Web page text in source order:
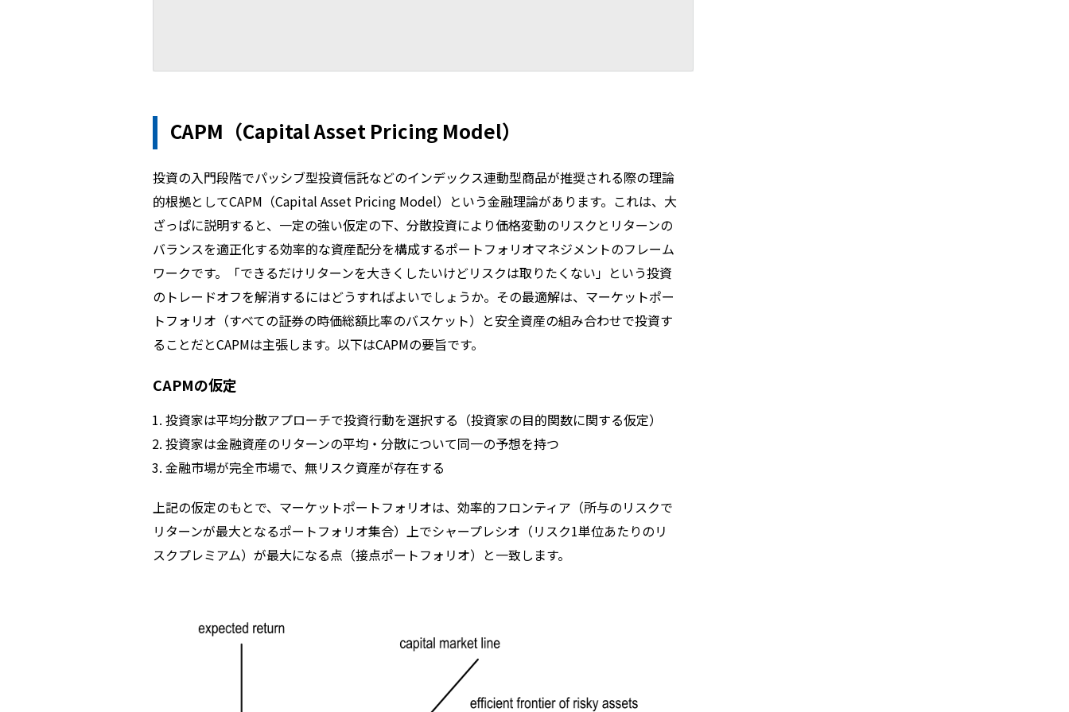
CAPM（Capital Asset Pricing Model）
投資の入門段階でパッシブ型投資信託などのインデックス連動型商品が推奨される際の理論
的根拠としてCAPM（Capital Asset Pricing Model）という金融理論があります。これは、大
ざっぱに説明すると、一定の強い仮定の下、分散投資により価格変動のリスクとリターンの
バランスを適正化する効率的な資産配分を構成するポートフォリオマネジメントのフレーム
ワークです。「できるだけリターンを大きくしたいけどリスクは取りたくない」という投資
のトレードオフを解消するにはどうすればよいでしょうか。その最適解は、マーケットポー
トフォリオ（すべての証券の時価総額比率のバスケット）と安全資産の組み合わせで投資す
ることだとCAPMは主張します。以下はCAPMの要旨です。
CAPMの仮定
投資家は平均分散アプローチで投資行動を選択する（投資家の目的関数に関する仮定）
投資家は金融資産のリターンの平均・分散について同一の予想を持つ
金融市場が完全市場で、無リスク資産が存在する
上記の仮定のもとで、マーケットポートフォリオは、効率的フロンティア（所与のリスクで
リターンが最大となるポートフォリオ集合）上でシャープレシオ（リスク1単位あたりのリ
スクプレミアム）が最大になる点（接点ポートフォリオ）と一致します。